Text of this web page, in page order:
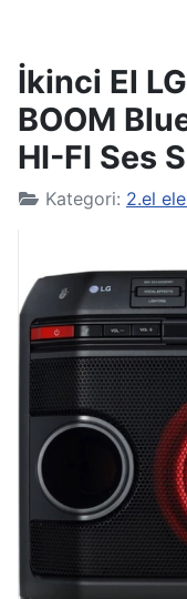
İkinci El
BOOM
HI-FI Ses
Kategori: 2.el